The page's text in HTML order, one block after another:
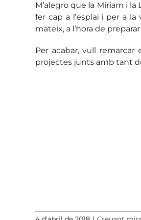
M’alegro que la Míriam i
fer cap a l’esplai i per a
mateix, a l’hora de
Per acabar, vull
projectes junts amb tant